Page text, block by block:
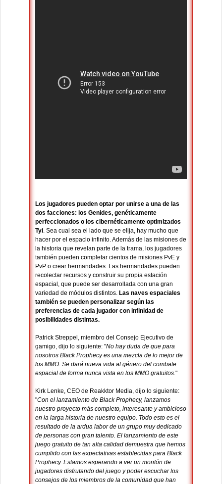
Los jugadores pueden optar por unirse a una de las
dos facciones: los Genides, genéticamente
perfeccionados o los cibernéticamente optimizados
Tyi. Sea cual sea el lado que se elija, hay mucho que
hacer por el espacio infinito. Además de las misiones de
la historia que revelan parte de la trama, los jugadores
también pueden completar cientos de misiones PvE y
PvP o crear hermandades. Las hermandades pueden
recolectar recursos y construir su propia estación
espacial, que puede ser desarrollada con una gran
variedad de módulos distintos. Las naves espaciales
también se pueden personalizar según las
preferencias de cada jugador con infinidad de
posibilidades distintas.
Patrick Streppel, miembro del Consejo Ejecutivo de
gamigo, dijo lo siguiente: "No hay duda de que para
nosotros Black Prophecy es una mezcla de lo mejor de
los MMO. Se dará nueva vida al género del combate
espacial de forma nunca vista en los MMO gratuitos."
Kirk Lenke, CEO de Reakktor Media, dijo lo siguiente:
"Con el lanzamiento de Black Prophecy, lanzamos
nuestro proyecto más completo, interesante y ambicioso
en la larga historia de nuestro equipo. Todo esto es el
resultado de la ardua labor de un grupo muy dedicado
de personas con gran talento. El lanzamiento de este
juego gratuito de tan alta calidad demuestra que hemos
cumplido con las expectativas establecidas para Black
Prophecy. Estamos esperando a ver un montón de
jugadores disfrutando del juego y poder escuchar los
consejos de los miembros de la comunidad que han